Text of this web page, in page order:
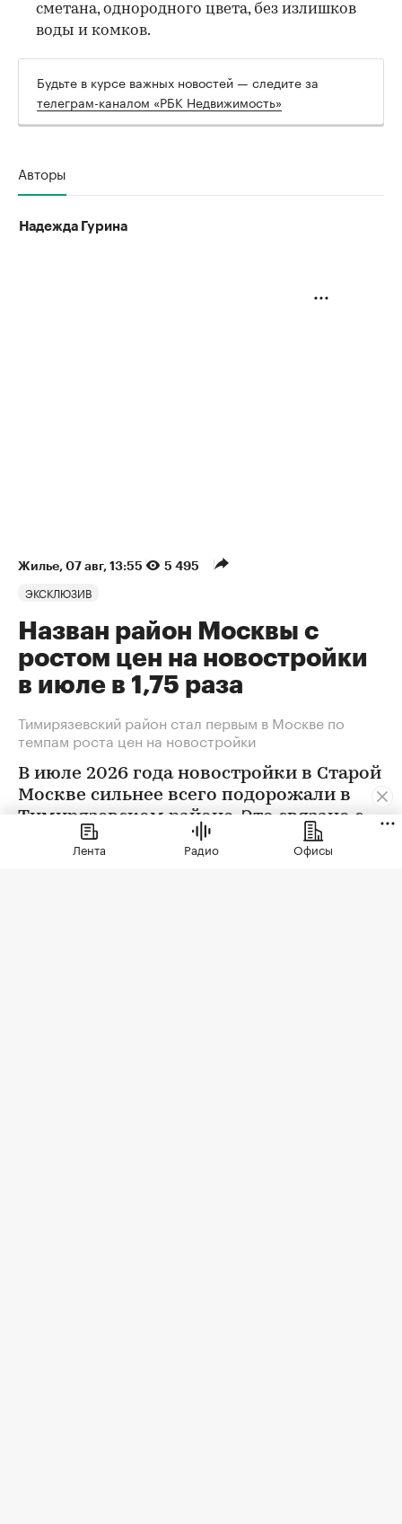
сметана, однородного цвета, без излишков
воды и комков.
Будьте в курсе важных новостей — следите за
телеграм-каналом «РБК Недвижимость»
Авторы
Надежда Гурина
Жилье⁠, 07 авг, 13:55 5 495
ЭКСКЛЮЗИВ
Назван район Москвы с
ростом цен на новостройки
в июле в 1,75 раза
Тимирязевский район стал первым в Москве по
темпам роста цен на новостройки
В июле 2026 года новостройки в Старой
Москве сильнее всего подорожали в
Тимирязевском районе. Это связано с
появлением в экспозиции нового
проекта бизнес-класса
Лента Радио Офисы